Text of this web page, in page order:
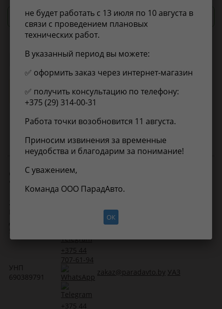
Посмотреть цены и сроки
Применимость Отзывы
Нет информации о применимости
+375 29
im@paradavto.by
УНП
690389791
+375 44
707-61-94
zakaz@paradavto.by УАЗ
+375 44
не будет работать с 13 июля по 10 августа в
связи с проведением плановых
технических работ.
В указанный период вы можете:
✅ оформить заказ через интернет-магазин
✅ получить консультацию по телефону:
+375 (29) 314-00-31
Работа точки возобновится 11 августа.
Приносим извинения за временные
неудобства и благодарим за понимание!
С уважением,
Команда ООО ПарадАвто.
ОК